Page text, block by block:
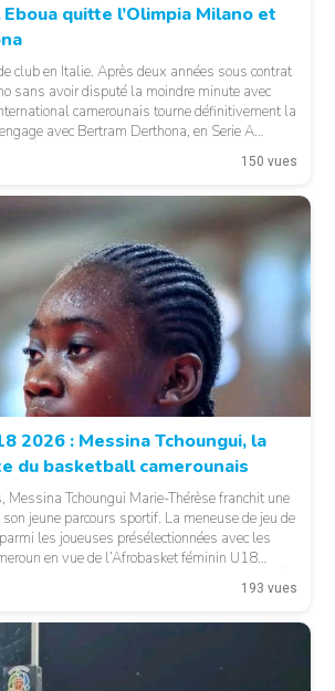
© Basket 237
quitte l’Olimpia Milano et
club en Italie. Après deux années sous contrat
sans avoir disputé la moindre minute avec
camerounais tourne définitivement la
avec Bertram Derthona, en Serie A
LA PUBLICITÉ Arrivé à Milan en 2024
150 vues
2026 : Messina Tchoungui, la
du basketball camerounais
Tchoungui Marie-Thérèse franchit une
jeune parcours sportif. La meneuse de jeu de
les joueuses présélectionnées avec les
en vue de l’Afrobasket féminin U18
à Abidjan, en Côte d’Ivoire. LA SUITE APRÈS
193 vues